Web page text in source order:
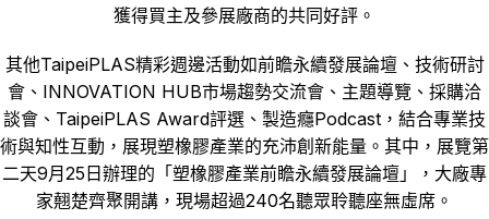
獲得買主及參展廠商的共同好評。
其他TaipeiPLAS精彩週邊活動如前瞻永續發展論壇、技術研討
會、INNOVATION HUB市場趨勢交流會、主題導覽、採購洽
談會、TaipeiPLAS Award評選、製造癮Podcast，結合專業技
術與知性互動，展現塑橡膠產業的充沛創新能量。其中，展覽第
二天9月25日辦理的「塑橡膠產業前瞻永續發展論壇」，大廠專
家翹楚齊聚開講，現場超過240名聽眾聆聽座無虛席。